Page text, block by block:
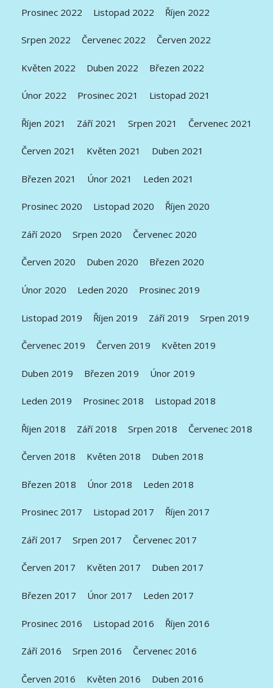
Prosinec 2022 Listopad 2022 Říjen 2022
Srpen 2022 Červenec 2022 Červen 2022
Květen 2022 Duben 2022 Březen 2022
Únor 2022 Prosinec 2021 Listopad 2021
Říjen 2021 Září 2021 Srpen 2021 Červenec 2021
Červen 2021 Květen 2021 Duben 2021
Březen 2021 Únor 2021 Leden 2021
Prosinec 2020 Listopad 2020 Říjen 2020
Září 2020 Srpen 2020 Červenec 2020
Červen 2020 Duben 2020 Březen 2020
Únor 2020 Leden 2020 Prosinec 2019
Listopad 2019 Říjen 2019 Září 2019 Srpen 2019
Červenec 2019 Červen 2019 Květen 2019
Duben 2019 Březen 2019 Únor 2019
Leden 2019 Prosinec 2018 Listopad 2018
Říjen 2018 Září 2018 Srpen 2018 Červenec 2018
Červen 2018 Květen 2018 Duben 2018
Březen 2018 Únor 2018 Leden 2018
Prosinec 2017 Listopad 2017 Říjen 2017
Září 2017 Srpen 2017 Červenec 2017
Červen 2017 Květen 2017 Duben 2017
Březen 2017 Únor 2017 Leden 2017
Prosinec 2016 Listopad 2016 Říjen 2016
Září 2016 Srpen 2016 Červenec 2016
Červen 2016 Květen 2016 Duben 2016